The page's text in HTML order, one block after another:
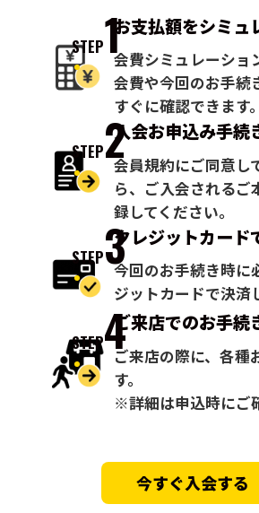
STEP1お支払額をシミュ
会費シミュレーショ
会費や今回のお手続
すぐに確認できます。
STEP2入会お申込み手続
会員規約にご同意し
ら、ご入会されるご
録してください。
STEP3クレジットカード
今回のお手続き時に
ジットカードで決済
STEP4ご来店でのお手続
ご来店の際に、各種
す。
※詳細は申込時にご
今すぐ入会する